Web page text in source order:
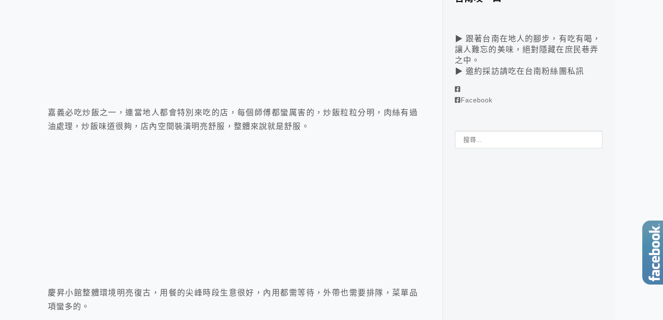
嘉義必吃炒飯之一，連當地人都會特別來吃的店，每個師傅都蠻厲害的，炒飯粒粒分明，肉絲有過
油處理，炒飯味道很夠，店內空間裝潢明亮舒服，整體來說就是舒服。
慶昇小館整體環境明亮復古，用餐的尖峰時段生意很好，內用都需等待，外帶也需要排隊，菜單品
項蠻多的。
▶ 跟著台南在地人的腳步，有吃有喝，
讓人難忘的美味，絕對隱藏在庶民巷弄
之中。
▶ 邀約採訪請吃在台南粉絲團私訊
Facebook